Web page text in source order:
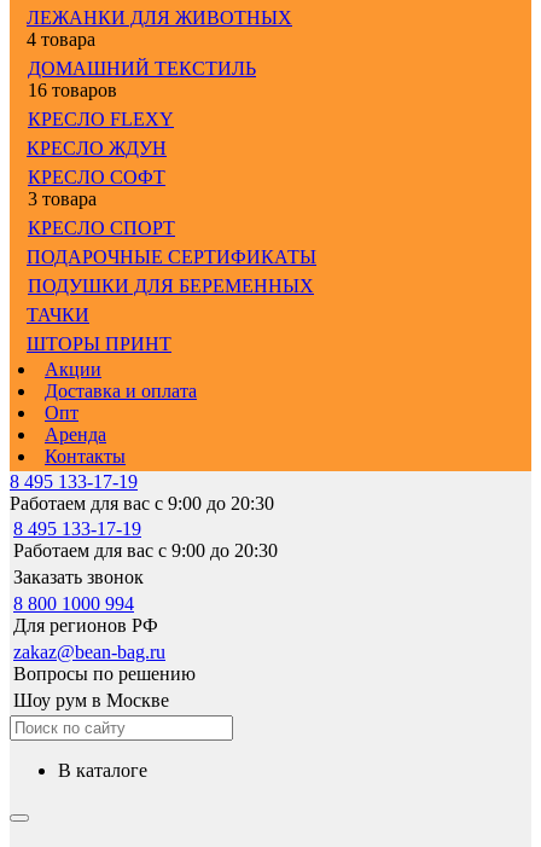
ЛЕЖАНКИ ДЛЯ ЖИВОТНЫХ
4 товара
ДОМАШНИЙ ТЕКСТИЛЬ
16 товаров
КРЕСЛО FLEXY
КРЕСЛО ЖДУН
КРЕСЛО СОФТ
3 товара
КРЕСЛО СПОРТ
ПОДАРОЧНЫЕ СЕРТИФИКАТЫ
ПОДУШКИ ДЛЯ БЕРЕМЕННЫХ
ТАЧКИ
ШТОРЫ ПРИНТ
Акции
Доставка и оплата
Опт
Аренда
Контакты
8 495 133-17-19
Работаем для вас с 9:00 до 20:30
8 495 133-17-19
Работаем для вас с 9:00 до 20:30
Заказать звонок
8 800 1000 994
Для регионов РФ
zakaz@bean-bag.ru
Вопросы по решению
Шоу рум в Москве
в каталоге